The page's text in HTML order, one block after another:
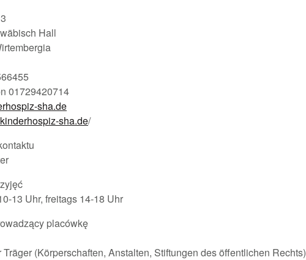
Hall
01729420714
sha.de
sha.de/
13 Uhr, freitags 14-18 Uhr
placówkę
(Körperschaften, Anstalten, Stiftungen des öffentlichen Rechts)